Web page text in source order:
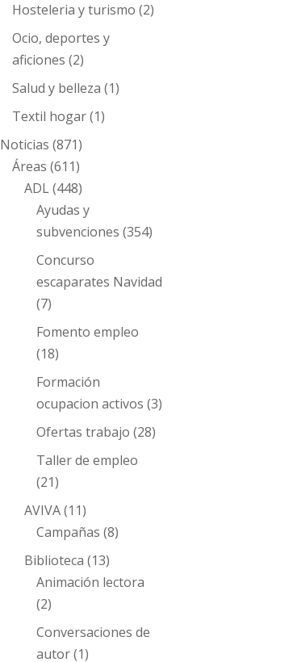
Hosteleria y turismo (2)
Ocio, deportes y
aficiones (2)
Salud y belleza (1)
Textil hogar(1)
Noticias (871)
Áreas (611)
ADL(448)
Ayudas y
subvenciones (354)
Concurso
escaparates Navidad
(7)
Fomento empleo
(18)
Formación
ocupacion activos (3)
Ofertas trabajo (28)
Taller de empleo
(21)
AVIVA(11)
Campañas (8)
Biblioteca (13)
Animación lectora
(2)
Conversaciones de
autor(1)